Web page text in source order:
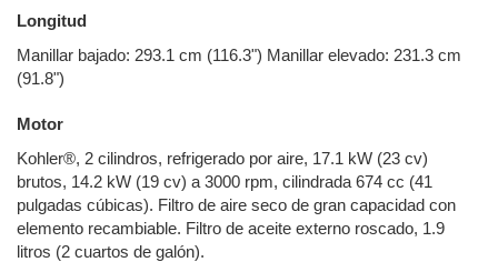
Longitud
Manillar bajado: 293.1 cm (116.3") Manillar elevado: 231.3 cm
(91.8")
Motor
Kohler®, 2 cilindros, refrigerado por aire, 17.1 kW (23 cv)
brutos, 14.2 kW (19 cv) a 3000 rpm, cilindrada 674 cc (41
pulgadas cúbicas). Filtro de aire seco de gran capacidad con
elemento recambiable. Filtro de aceite externo roscado, 1.9
litros (2 cuartos de galón).